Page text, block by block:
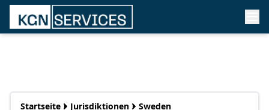
Startseite Jurisdiktionen Sweden